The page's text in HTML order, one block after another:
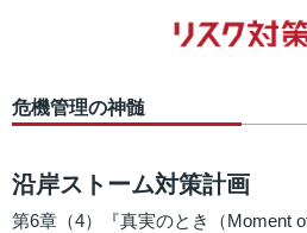
危機管理の神髄
沿岸ストーム対策計画
第6章（4）『真実のとき（Moment of